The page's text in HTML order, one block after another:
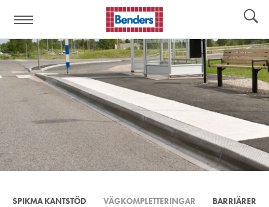
SPIKMA KANTSTÖD VÄGKOMPLETTERINGAR BARRIÄRER